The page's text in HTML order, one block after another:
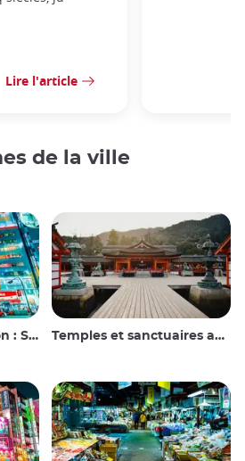
Lire l'article
de la ville
boire Temples et sanctuaires au Japon